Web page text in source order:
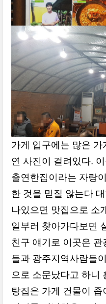
가게 입구에는 많은
연 사진이 걸려있다.
출연한집이라는 자랑
한 것을 믿질 않는다
나있으면 맛집으로 소
일부러 찾아가다보면
친구 얘기로 이곳은
들과 광주지역사람들
으로 소문났다고 하니
탕집은 가게 건물이